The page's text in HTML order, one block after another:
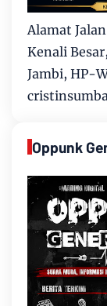
Alamat
Kenali
Jambi, HP-
Oppunk